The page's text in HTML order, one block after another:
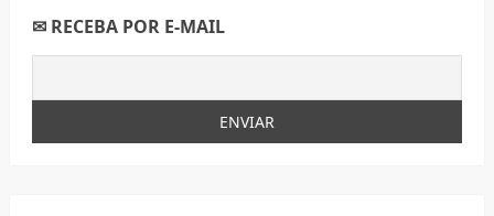
✉ RECEBA POR E-MAIL